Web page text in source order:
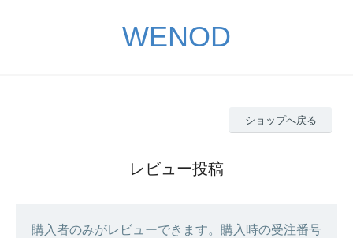
WENOD
ショップへ戻る
レビュー投稿
購入者のみがレビューできます。購入時の受注番号